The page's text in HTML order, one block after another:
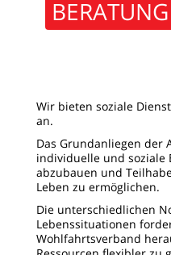
BERATUNG
Wir bieten soziale
an.
Das Grundanliegen der
individuelle und soziale
abzubauen und
Leben zu ermöglichen.
Die unterschiedlichen
Lebenssituationen
Wohlfahrtsverband